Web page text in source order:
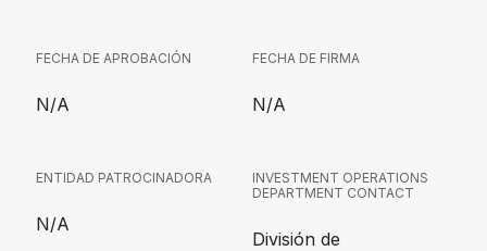
FECHA DE APROBACIÓN
N/A
FECHA DE FIRMA
N/A
ENTIDAD PATROCINADORA
N/A
INVESTMENT OPERATIONS
DEPARTMENT CONTACT
División de